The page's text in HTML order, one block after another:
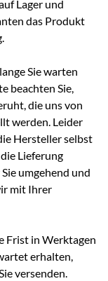
Lager und
das Produkt
Sie warten
beachten Sie,
die uns von
werden. Leider
Hersteller selbst
Lieferung
umgehend und
mit Ihrer
Frist in Werktagen
erhalten,
versenden.